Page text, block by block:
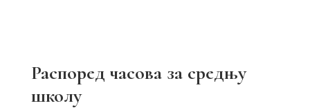
Распоред часова за средњу
школу